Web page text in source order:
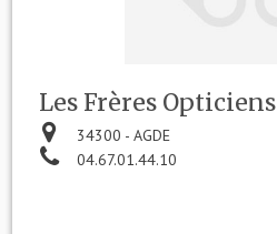
Les Frères Opticiens
34300 - AGDE
04.67.01.44.10